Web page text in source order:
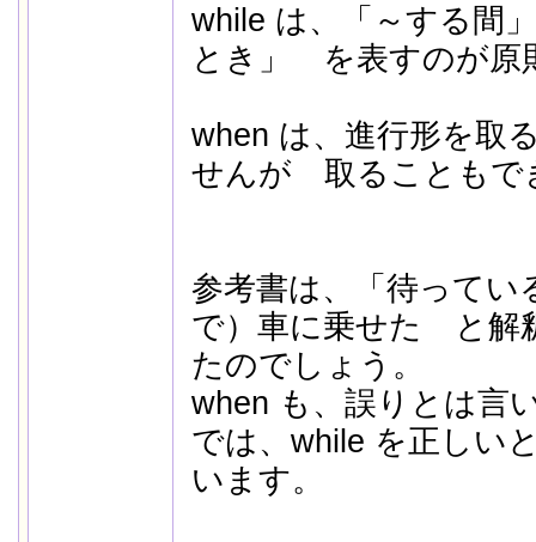
while は、「～する間
とき」 を表すのが原
when は、進行形を取
せんが 取ることもで
参考書は、「待ってい
で）車に乗せた と解
たのでしょう。
when も、誤りとは言
では、while を正しい
います。